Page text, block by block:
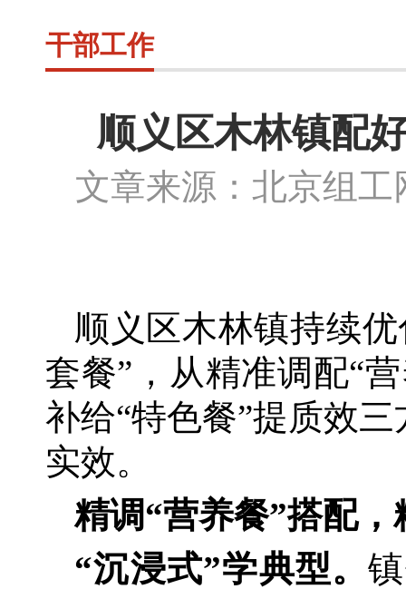
干部工作
顺义区木林镇配
文章来源：北京
顺义区木林镇持续
套餐”，从精准调配“
补给“特色餐”提质效
实效。
精调“营养餐”搭配
“沉浸式”学典型。